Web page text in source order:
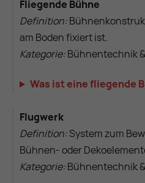
Fliegende Bühne
Definition:
am Boden fixiert ist.
Kategorie:Bühnentechnik
Was ist eine fliegende
Flugwerk
Definition:System zum
Bühnen- oder
Kategorie:Bühnentechnik